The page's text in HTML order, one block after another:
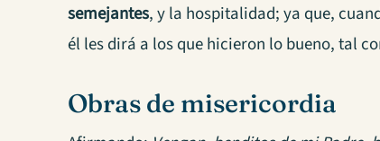
semejantes, y la hospitalidad; ya que,
él les dirá a los que hicieron lo bueno, tal
Obras de misericordia